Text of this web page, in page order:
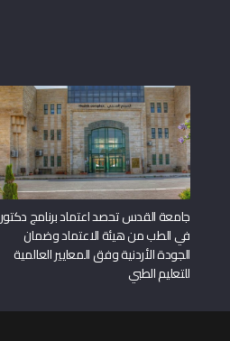
جامعة القدس تحصد اعتماد برنامج دكتور
في الطب من هيئة الاعتماد وضمان
الجودة الأردنية وفق المعايير العالمية
للتعليم الطبي